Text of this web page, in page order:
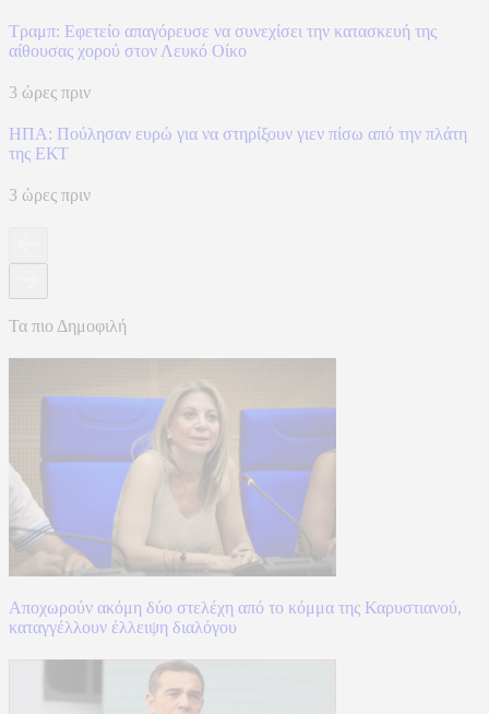
Τραμπ: Εφετείο απαγόρευσε να συνεχίσει την κατασκευή της
αίθουσας χορού στον Λευκό Οίκο
3 ώρες πριν
ΗΠΑ: Πούλησαν ευρώ για να στηρίξουν γιεν πίσω από την πλάτη
της ΕΚΤ
3 ώρες πριν
Τα πιο Δημοφιλή
Αποχωρούν ακόμη δύο στελέχη από το κόμμα της Καρυστιανού,
καταγγέλλουν έλλειψη διαλόγου